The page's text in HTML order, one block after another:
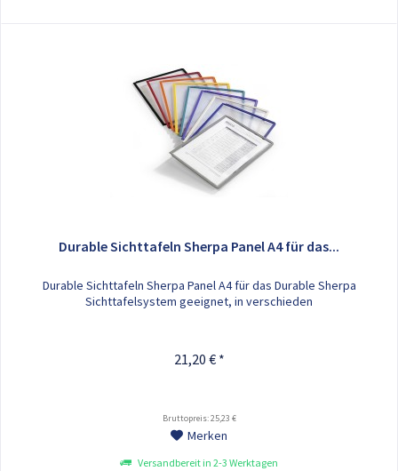
Durable Sichttafeln Sherpa Panel A4 für das...
Durable Sichttafeln Sherpa Panel A4 für das Durable Sherpa
Sichttafelsystem geeignet, in verschieden
21,20 € *
Bruttopreis: 25,23 €
Merken
Versandbereit in 2-3 Werktagen